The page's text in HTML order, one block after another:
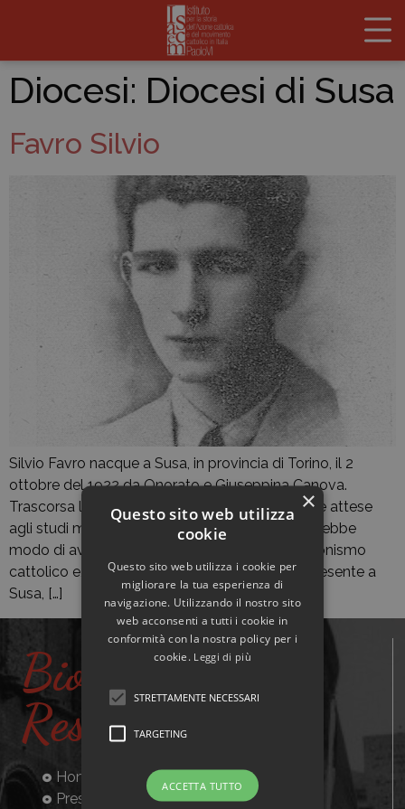
Diocesi: Diocesi di Susa
Favro Silvio
Silvio Favro nacque a Susa, in provincia di Torino, il 2
ottobre del 1922 da Onorato e Giuseppina Canova.
Trascorsa la sua infanzia nel paese natale, dove attese
agli studi medi e superiori, nel corso del tempo ebbe
modo di avvicinarsi agli ambienti dell’associazionismo
cattolico e, quindi, di iscriversi al circolo Giac presente a
Susa, […]
Biografie
Resistenti
Home
Presentazione
×
Questo sito web utilizza
cookie
Questo sito web utilizza i cookie per
migliorare la tua esperienza di
navigazione. Utilizzando il nostro sito
web acconsenti a tutti i cookie in
conformità con la nostra policy per i
cookie. Leggi di più
STRETTAMENTE NECESSARI
TARGETING
ACCETTA TUTTO